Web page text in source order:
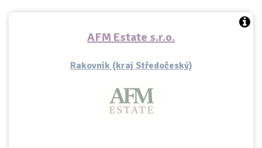
AFM Estate s.r.o.
Rakovník (kraj Středočeský)